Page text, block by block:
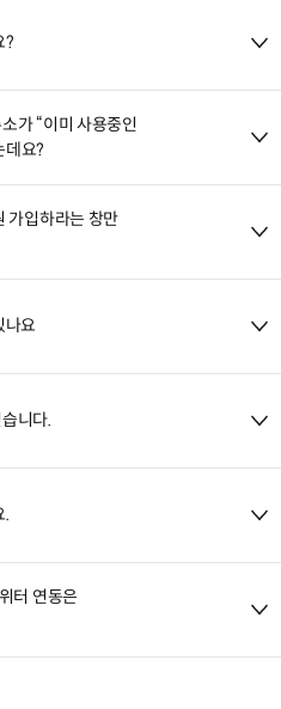
?
가 “이미 사용중인
데요?
가입하라는 창만
나요
니다.
.
터 연동은